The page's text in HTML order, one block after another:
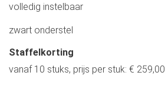
volledig instelbaar
zwart onderstel
Staffelkorting
vanaf 10 stuks, prijs per stuk: € 259,00